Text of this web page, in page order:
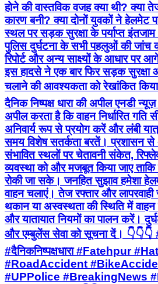
होने की वास्तविक वजह क्या थी? क्या
कारण बनी? क्या दोनों युवकों ने हेलमेट
स्थल पर सड़क सुरक्षा के पर्याप्त
पुलिस दुर्घटना के सभी पहलुओं की जांच
रिपोर्ट और अन्य साक्ष्यों के आधार पर आगे
इस हादसे ने एक बार फिर सड़क सुरक्षा
चलाने की आवश्यकता को रेखांकित
दैनिक निष्पक्ष धारा की अपील एनडी
अपील करता है कि वाहन निर्धारित गति
अनिवार्य रूप से प्रयोग करें और लंबी
समय विशेष सतर्कता बरतें। प्रशासन से
संभावित स्थलों पर चेतावनी संकेत,
व्यवस्था को और मजबूत किया जाए ताकि
रोकी जा सके। जनहित सुझाव हमेशा
वाहन चलाएं। तेज रफ्तार और
थकान या अस्वस्थता की स्थिति में
और यातायात नियमों का पालन करें।
और एम्बुलेंस सेवा को सूचना दें।
#दैनिकनिष्पक्षधारा #Fatehpur
#RoadAccident
#UPPolice #BreakingNews